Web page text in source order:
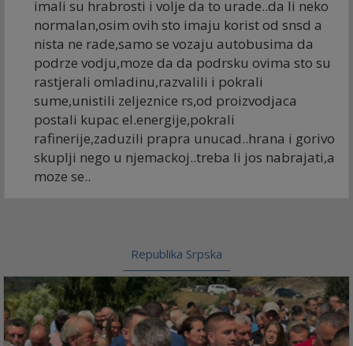
imali su hrabrosti i volje da to urade..da li neko
normalan,osim ovih sto imaju korist od snsd a
nista ne rade,samo se vozaju autobusima da
podrze vodju,moze da da podrsku ovima sto su
rastjerali omladinu,razvalili i pokrali
sume,unistili zeljeznice rs,od proizvodjaca
postali kupac el.energije,pokrali
rafinerije,zaduzili prapra unucad..hrana i gorivo
skuplji nego u njemackoj..treba li jos nabrajati,a
moze se..
Republika Srpska